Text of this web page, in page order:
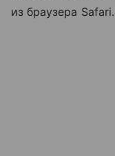
из браузера